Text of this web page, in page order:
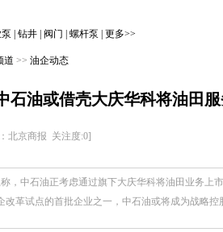
钻井 阀门 螺杆泵 更多>>
道 >> 油企动态
石油或借壳大庆华科将油田
北京商报 关注度:0]
，中石油正考虑通过旗下大庆华科将油田业务上
改革试点的首批企业之一，中石油或将成为战略